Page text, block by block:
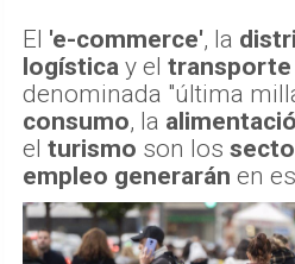
El 'e-commerce', la
logística y el transporte
denominada "última
consumo, la
el turismo son los
empleo generarán en